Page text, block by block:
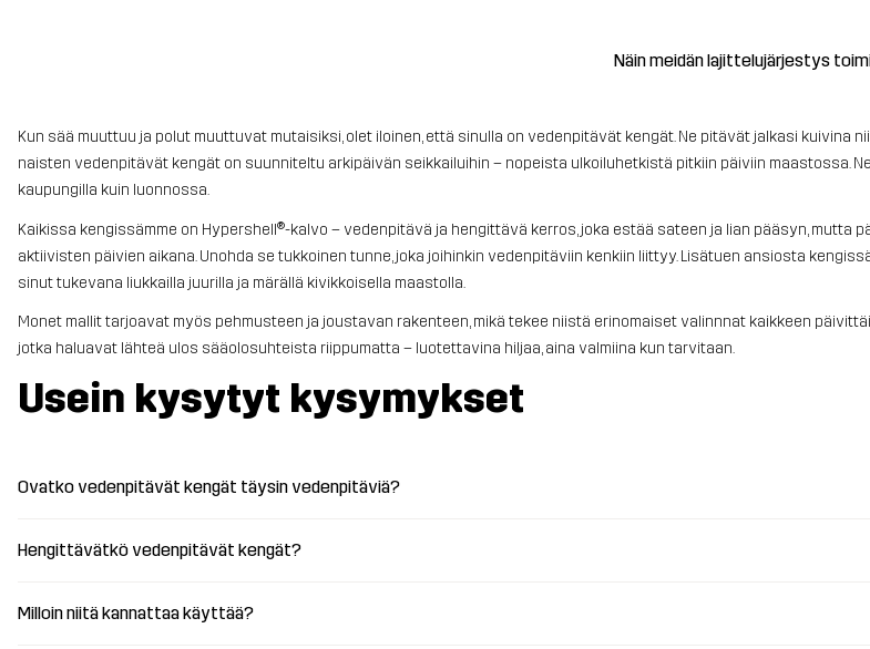
Näin meidän lajittelujärjestys
Kun sää muuttuu ja polut muuttuvat mutaisiksi, olet iloinen, että sinulla on vedenpitävät kengät. Ne pitävät jalkasi kuivina
naisten vedenpitävät kengät on suunniteltu arkipäivän seikkailuihin – nopeista ulkoiluhetkistä pitkiin päiviin maastossa.
kaupungilla kuin luonnossa.
Kaikissa kengissämme on Hypershell®-kalvo – vedenpitävä ja hengittävä kerros, joka estää sateen ja lian pääsyn, mutta
aktiivisten päivien aikana. Unohda se tukkoinen tunne, joka joihinkin vedenpitäviin kenkiin liittyy. Lisätuen ansiosta
sinut tukevana liukkailla juurilla ja märällä kivikkoisella maastolla.
Monet mallit tarjoavat myös pehmusteen ja joustavan rakenteen, mikä tekee niistä erinomaiset valinnnat kaikkeen
jotka haluavat lähteä ulos sääolosuhteista riippumatta – luotettavina hiljaa, aina valmiina kun tarvitaan.
Usein kysytyt kysymykset
Ovatko vedenpitävät kengät täysin vedenpitäviä?
Hengittävätkö vedenpitävät kengät?
Milloin niitä kannattaa käyttää?